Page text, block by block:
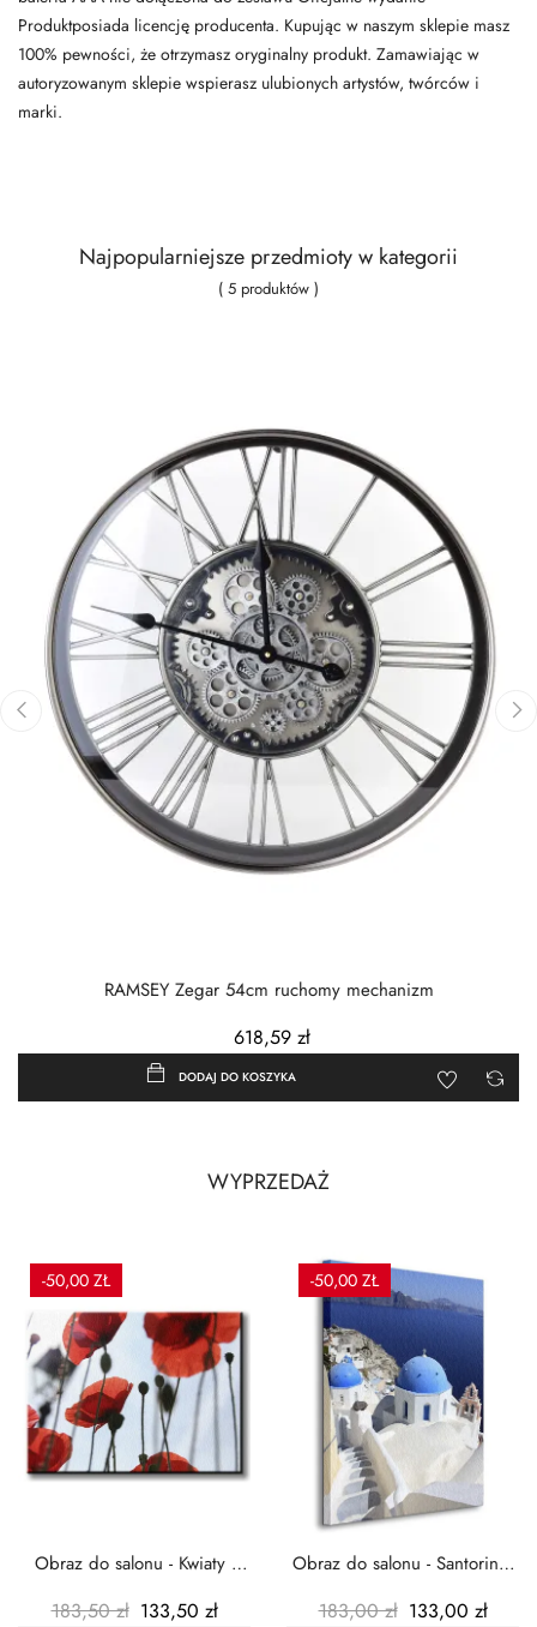
Produktposiada licencję producenta. Kupując w naszym sklepie masz
100% pewności, że otrzymasz oryginalny produkt. Zamawiając w
autoryzowanym sklepie wspierasz ulubionych artystów, twórców i
marki.
Najpopularniejsze przedmioty w kategorii
( 5 produktów )
RAMSEY Zegar 54cm ruchomy mechanizm
618,59 zł
DODAJ DO KOSZYKA
WYPRZEDAŻ
-50,00 ZŁ
Obraz do salonu - Kwiaty -
183,50 zł 133,50 zł
-50,00 ZŁ
Obraz do salonu - Santorini -
183,00 zł 133,00 zł